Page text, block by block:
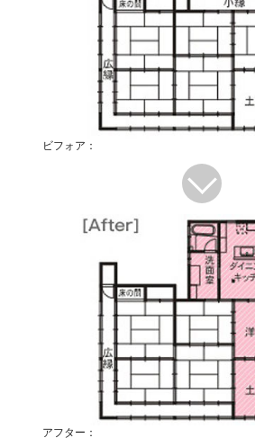
ビフォア：
アフター：